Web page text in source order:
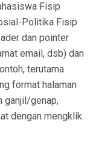
Fisip
Politika Fisip
dan pointer
email, dsb) dan
terutama
format halaman
ganjil/genap,
dengan mengklik